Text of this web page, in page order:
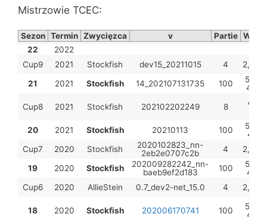
Mistrzowie TCEC:
Sezon Termin Zwycięzca v Partie
22
2022
Cup9
2021 Stockfish dev15_20211015 4
2,5-
21
2021 Stockfish 14_202107131735 100
56,0-
44,0
Cup8
2021 Stockfish 202102202249 8
4,5-
20
2021 Stockfish 20210113 100
53,0-
47,0
Cup7
2020 Stockfish
2020102823_nn-
2eb2e0707c2b
4
2,5-
19
2020 Stockfish
202009282242_nn-
baeb9ef2d183
100
54,5-
45,5
Cup6
2020 AllieStein 0.7_dev2-net_15.0 4 2,5-
18 2020 Stockfish 202006170741 100
53,5-
46,5